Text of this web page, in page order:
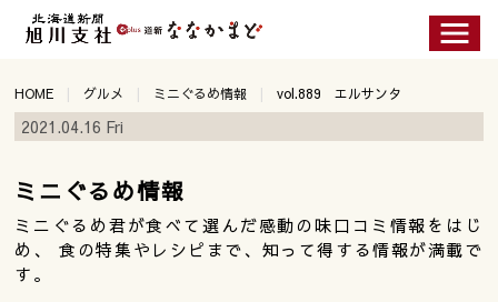
HOME グルメ ミニぐるめ情報 vol.889 エルサンタ
2021.04.16 Fri
ミニぐるめ情報
ミニぐるめ君が食べて選んだ感動の味口コミ情報をはじ
め、 食の特集やレシピまで、知って得する情報が満載で
す。